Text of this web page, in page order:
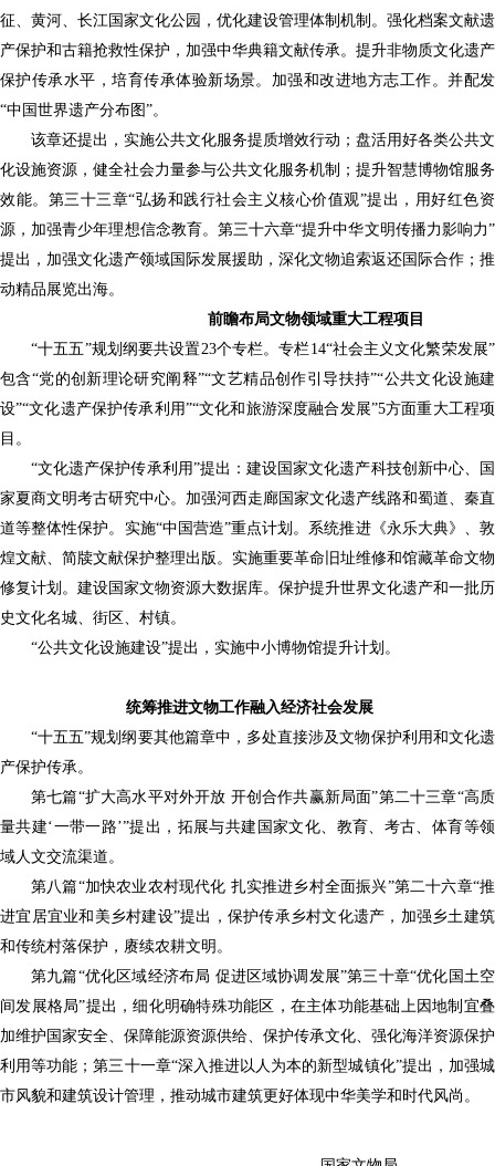
征、黄河、长江国家文化公园，优化建设管理体制机制。强化档案文献遗
产保护和古籍抢救性保护，加强中华典籍文献传承。提升非物质文化遗产
保护传承水平，培育传承体验新场景。加强和改进地方志工作。并配发
“中国世界遗产分布图”。
该章还提出，实施公共文化服务提质增效行动；盘活用好各类公共文
化设施资源，健全社会力量参与公共文化服务机制；提升智慧博物馆服务
效能。第三十三章“弘扬和践行社会主义核心价值观”提出，用好红色资
源，加强青少年理想信念教育。第三十六章“提升中华文明传播力影响力”
提出，加强文化遗产领域国际发展援助，深化文物追索返还国际合作；推
动精品展览出海。
前瞻布局文物领域重大工程项目
“十五五”规划纲要共设置23个专栏。专栏14“社会主义文化繁荣发展”
包含“党的创新理论研究阐释”“文艺精品创作引导扶持”“公共文化设施建
设”“文化遗产保护传承利用”“文化和旅游深度融合发展”5方面重大工程项
目。
“文化遗产保护传承利用”提出：建设国家文化遗产科技创新中心、国
家夏商文明考古研究中心。加强河西走廊国家文化遗产线路和蜀道、秦直
道等整体性保护。实施“中国营造”重点计划。系统推进《永乐大典》、敦
煌文献、简牍文献保护整理出版。实施重要革命旧址维修和馆藏革命文物
修复计划。建设国家文物资源大数据库。保护提升世界文化遗产和一批历
史文化名城、街区、村镇。
“公共文化设施建设”提出，实施中小博物馆提升计划。
统筹推进文物工作融入经济社会发展
“十五五”规划纲要其他篇章中，多处直接涉及文物保护利用和文化遗
产保护传承。
第七篇“扩大高水平对外开放 开创合作共赢新局面”第二十三章“高质
量共建‘一带一路’”提出，拓展与共建国家文化、教育、考古、体育等领
域人文交流渠道。
第八篇“加快农业农村现代化 扎实推进乡村全面振兴”第二十六章“推
进宜居宜业和美乡村建设”提出，保护传承乡村文化遗产，加强乡土建筑
和传统村落保护，赓续农耕文明。
第九篇“优化区域经济布局 促进区域协调发展”第三十章“优化国土空
间发展格局”提出，细化明确特殊功能区，在主体功能基础上因地制宜叠
加维护国家安全、保障能源资源供给、保护传承文化、强化海洋资源保护
利用等功能；第三十一章“深入推进以人为本的新型城镇化”提出，加强城
市风貌和建筑设计管理，推动城市建筑更好体现中华美学和时代风尚。